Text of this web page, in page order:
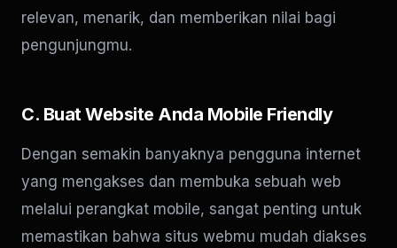
relevan, menarik, dan memberikan nilai bagi
pengunjungmu.
C. Buat Website Anda Mobile Friendly
Dengan semakin banyaknya pengguna internet
yang mengakses dan membuka sebuah web
melalui perangkat mobile, sangat penting untuk
memastikan bahwa situs webmu mudah diakses